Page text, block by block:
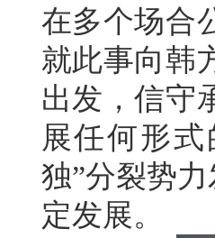
在多个场合
就此事向韩
出发，信守
展任何形
独”分裂势
定发展。